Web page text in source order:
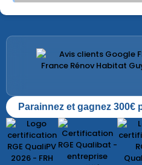
Parainnez et gagnez 300€